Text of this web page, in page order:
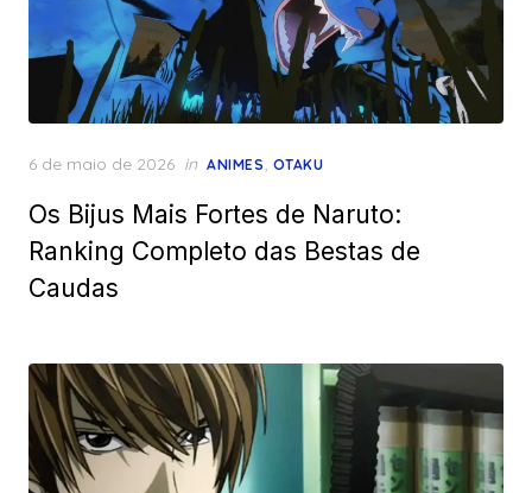
Posted
6 de maio de 2026 in ANIMES, OTAKU
Os Bijus Mais Fortes de Naruto:
Ranking Completo das Bestas de
Caudas